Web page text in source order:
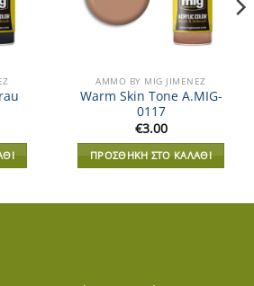
AMMO BY MIG JIMENEZ
Warm Skin Tone A.MIG-
0117
€3.00
ΠΡΟΣΘΉΚΗ ΣΤΟ ΚΑΛΆΘΙ